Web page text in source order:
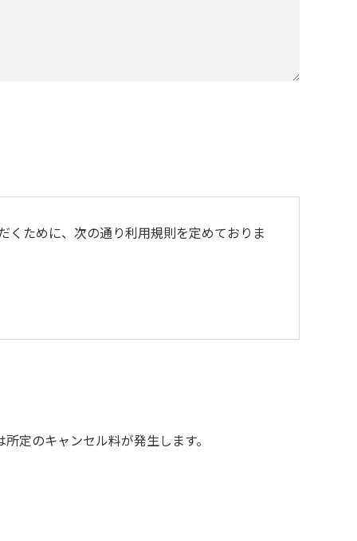
くために、次の通り利用規則を定めておりま
お断りいたします。
を弁償していただくことがあります。
定のキャンセル料が発生します。